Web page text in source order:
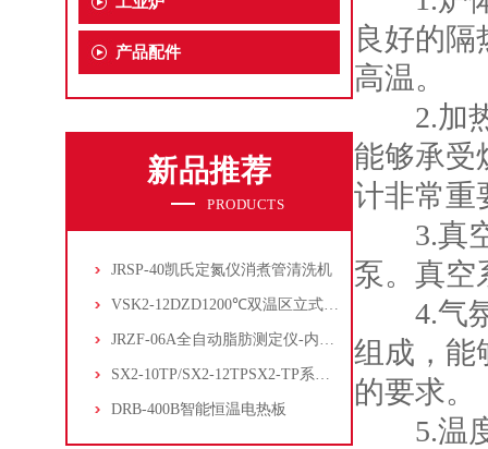
产品配件
新品推荐
PRODUCTS
JRSP-40凯氏定氮仪消煮管清洗机
VSK2-12DZD1200℃双温区立式管式炉
JRZF-06A全自动脂肪测定仪-内置电子制冷系统
SX2-10TP/SX2-12TPSX2-TP系列经济型陶瓷纤维马弗炉
DRB-400B智能恒温电热板
良好的
高温。
2.加热
能够承受
计非常重
3.真空
泵。真空
4.气氛
组成，能
的要求。
5.温度